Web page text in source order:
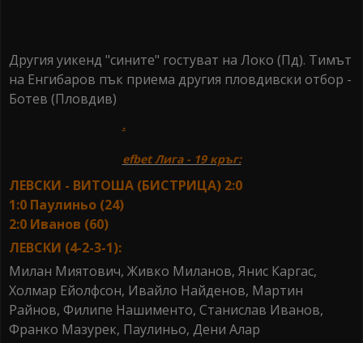
Другия уикенд "сините" гостуват на Локо (Пд). Тимът
на Енгибаров пък приема другия пловдивски отбор -
Ботев (Пловдив)
.
efbet Лига - 19 кръг:
ЛЕВСКИ - ВИТОША (БИСТРИЦА) 2:0
1:0 Паулиньо (24)
2:0 Иванов (60)
ЛЕВСКИ (4-2-3-1):
Милан Миятович, Живко Миланов, Янис Каргас,
Холмар Ейолфсон, Ивайло Найденов, Мартин
Райнов, Филипе Нашименто, Станислав Иванов,
Франко Мазурек, Паулиньо, Дени Алар